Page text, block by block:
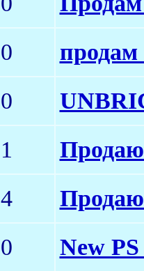
0 продам
0
1 Продаю
4 Продаю
0 New